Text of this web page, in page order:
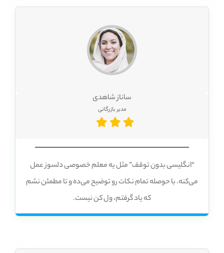
لذت‌بخشه. من هر روز منتظرم تا یه درس جدید رو شروع کنم!
ساناز شاهدی
مدیر بازرگانی
“انگلیسی بدون توقف” مثل یه معلم خصوصی دلسوز عمل
می‌کنه. با حوصله تمام نکات رو توضیح می‌ده و تا مطمئن نشم
که یاد گرفتم، ول کن نیست.